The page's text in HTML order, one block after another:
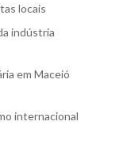
locais
indústria
em Maceió
internacional